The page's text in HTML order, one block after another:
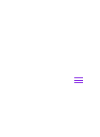
Main